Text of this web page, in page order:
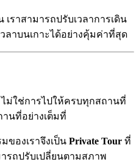
ราสามารถปรับเวลาการเดิน
ลาบนเกาะได้อย่างคุ้มค่าที่สุด
ไม่ใช่การไปให้ครบทุกสถานที่
นที่อย่างเต็มที่
ของเราจึงเป็น Private Tour ที่
รถปรับเปลี่ยนตามสภาพ